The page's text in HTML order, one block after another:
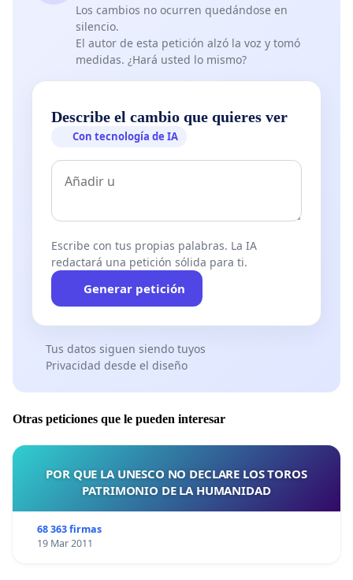
Los cambios no ocurren quedándose en
silencio.
El autor de esta petición alzó la voz y tomó
medidas. ¿Hará usted lo mismo?
Describe el cambio que quieres ver
Con tecnología de IA
Escribe con tus propias palabras. La IA
redactará una petición sólida para ti.
Generar petición
Tus datos siguen siendo tuyos
Privacidad desde el diseño
Otras peticiones que le pueden interesar
POR QUE LA UNESCO NO DECLARE LOS TOROS
PATRIMONIO DE LA HUMANIDAD
68 363 firmas
19 Mar 2011